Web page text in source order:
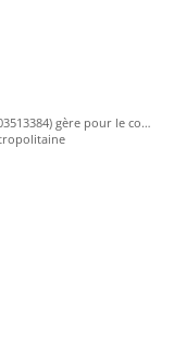
La société Jacques SARL (RCS 503513384, TVA FR01503513384) gère pour le compte de La Cave des Sommeliers les transactions bancaires et la facturation